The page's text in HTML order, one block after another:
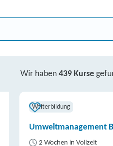
Wir haben 439 Kurse
Weiterbildung
Umweltmanagement
2 Wochen in Vollzeit